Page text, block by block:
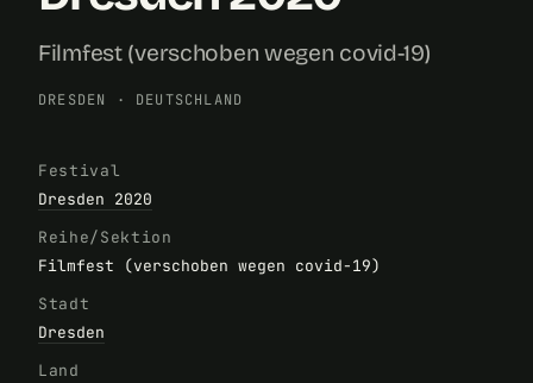
Filmfest (verschoben wegen covid-19)
DRESDEN · DEUTSCHLAND
Festival
Dresden 2020
Reihe/Sektion
Filmfest (verschoben wegen covid-19)
Stadt
Dresden
Land